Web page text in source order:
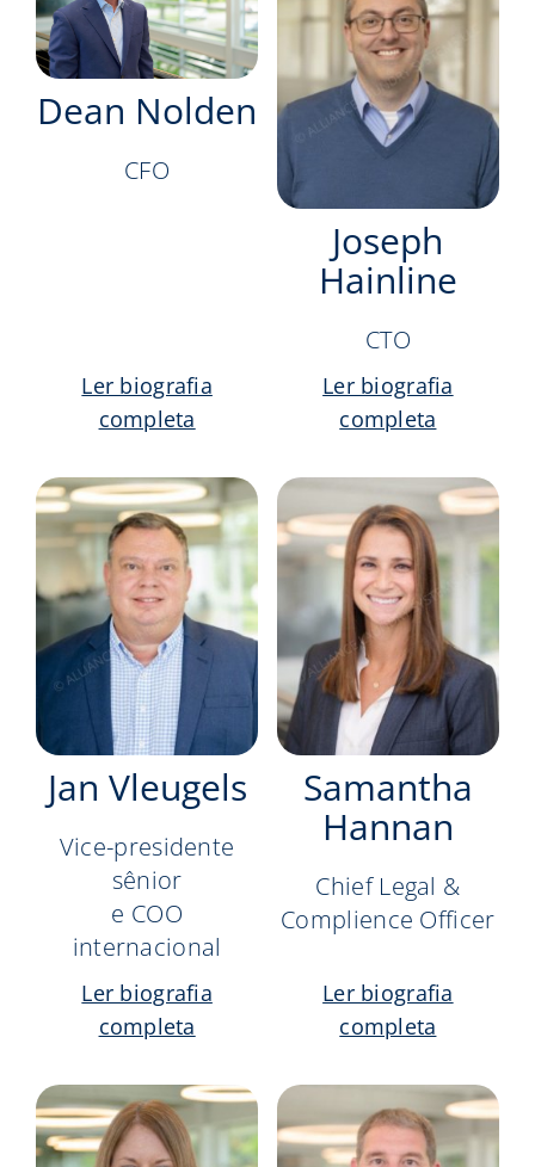
Dean Nolden
CFO
Ler biografia
completa
Joseph
Hainline
CTO
Ler biografia
completa
Jan Vleugels
Vice-presidente
sênior
e COO
internacional
Ler biografia
completa
Samantha
Hannan
Chief Legal &
Complience Officer
Ler biografia
completa